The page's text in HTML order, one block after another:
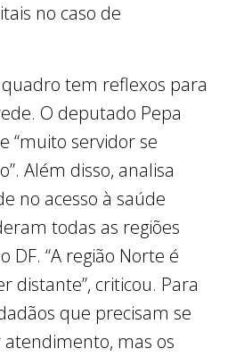
no caso de
tem reflexos para
O deputado Pepa
“muito servidor se
Além disso, analisa
no acesso à saúde
todas as regiões
DF. “A região Norte é
distante”, criticou. Para
que precisam se
mas os